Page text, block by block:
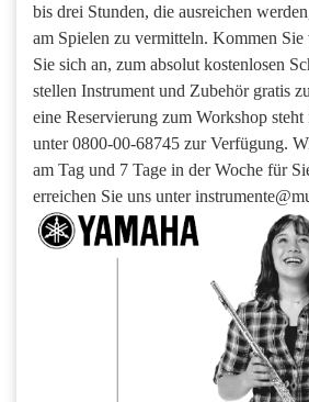
bis drei Stunden, die ausreichen
am Spielen zu vermitteln. Kommen Sie
Sie sich an, zum absolut kostenlosen
stellen Instrument und Zubehör gratis
eine Reservierung zum Workshop
unter 0800-00-68745 zur Verfügung.
am Tag und 7 Tage in der Woche für
erreichen Sie uns unter